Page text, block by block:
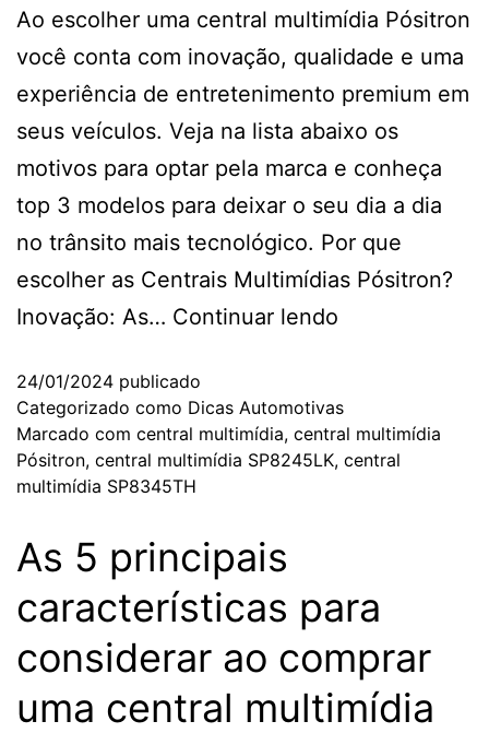
Ao escolher uma central multimídia Pósitron
você conta com inovação, qualidade e uma
experiência de entretenimento premium em
seus veículos. Veja na lista abaixo os
motivos para optar pela marca e conheça
top 3 modelos para deixar o seu dia a dia
no trânsito mais tecnológico. Por que
escolher as Centrais Multimídias Pósitron?
Inovação: As… Continuar lendo
24/01/2024 publicado
Categorizado como Dicas Automotivas
Marcado com central multimídia, central multimídia
Pósitron, central multimídia SP8245LK, central
multimídia SP8345TH
As 5 principais
características para
considerar ao comprar
uma central multimídia